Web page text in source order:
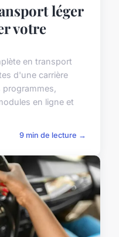
léger
votre
en transport
d'une carrière
programmes,
en ligne et
9 min de lecture →